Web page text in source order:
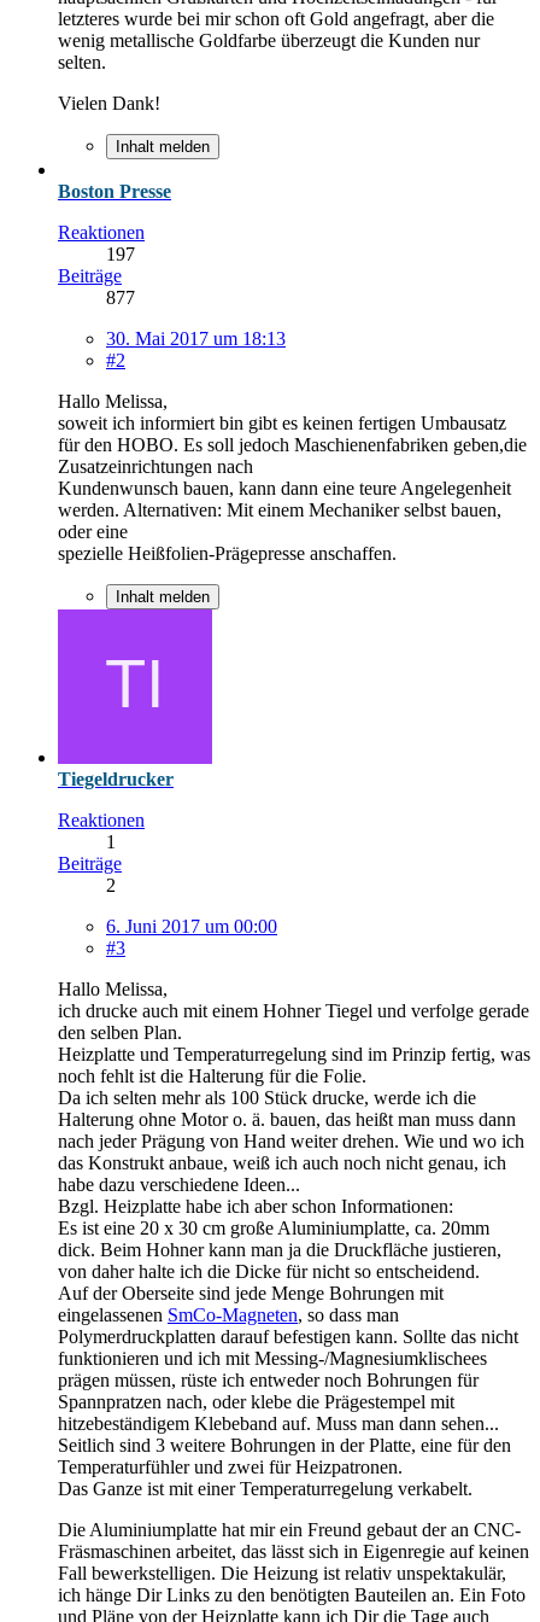
letzteres wurde bei mir schon oft Gold angefragt, aber die
wenig metallische Goldfarbe überzeugt die Kunden nur
selten.
Vielen Dank!
Inhalt melden
Boston Presse
Reaktionen
197
Beiträge
877
30. Mai 2017 um 18:13
#2
Hallo Melissa,
soweit ich informiert bin gibt es keinen fertigen Umbausatz
für den HOBO. Es soll jedoch Maschienenfabriken geben,die
Zusatzeinrichtungen nach
Kundenwunsch bauen, kann dann eine teure Angelegenheit
werden. Alternativen: Mit einem Mechaniker selbst bauen,
oder eine
spezielle Heißfolien-Prägepresse anschaffen.
Inhalt melden
Tiegeldrucker
Reaktionen
1
Beiträge
2
6. Juni 2017 um 00:00
#3
Hallo Melissa,
ich drucke auch mit einem Hohner Tiegel und verfolge gerade
den selben Plan.
Heizplatte und Temperaturregelung sind im Prinzip fertig, was
noch fehlt ist die Halterung für die Folie.
Da ich selten mehr als 100 Stück drucke, werde ich die
Halterung ohne Motor o. ä. bauen, das heißt man muss dann
nach jeder Prägung von Hand weiter drehen. Wie und wo ich
das Konstrukt anbaue, weiß ich auch noch nicht genau, ich
habe dazu verschiedene Ideen...
Bzgl. Heizplatte habe ich aber schon Informationen:
Es ist eine 20 x 30 cm große Aluminiumplatte, ca. 20mm
dick. Beim Hohner kann man ja die Druckfläche justieren,
von daher halte ich die Dicke für nicht so entscheidend.
Auf der Oberseite sind jede Menge Bohrungen mit
eingelassenen SmCo-Magneten, so dass man
Polymerdruckplatten darauf befestigen kann. Sollte das nicht
funktionieren und ich mit Messing-/Magnesiumklischees
prägen müssen, rüste ich entweder noch Bohrungen für
Spannpratzen nach, oder klebe die Prägestempel mit
hitzebeständigem Klebeband auf. Muss man dann sehen...
Seitlich sind 3 weitere Bohrungen in der Platte, eine für den
Temperaturfühler und zwei für Heizpatronen.
Das Ganze ist mit einer Temperaturregelung verkabelt.
Die Aluminiumplatte hat mir ein Freund gebaut der an CNC-
Fräsmaschinen arbeitet, das lässt sich in Eigenregie auf keinen
Fall bewerkstelligen. Die Heizung ist relativ unspektakulär,
ich hänge Dir Links zu den benötigten Bauteilen an. Ein Foto
und Pläne von der Heizplatte kann ich Dir die Tage auch